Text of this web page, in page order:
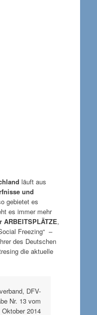
läuft aus
und
gebietet es
es immer mehr
,
Freezing“ –
des Deutschen
die aktuelle
DFV-
Nr. 13 vom
Oktober 2014